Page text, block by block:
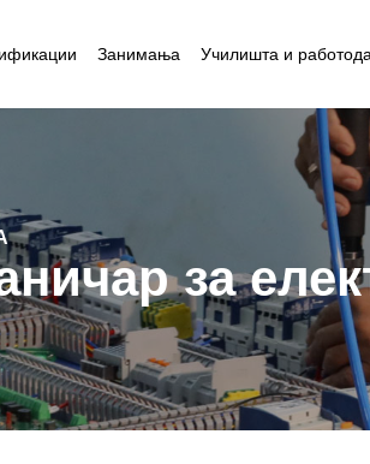
Занимања Училишта и
за